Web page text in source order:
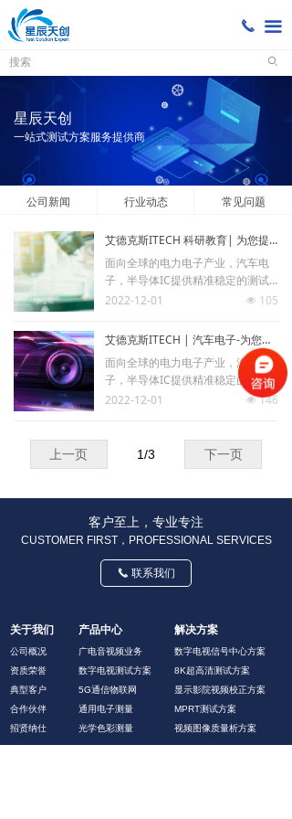
끀
끅
ꄙ
星辰天创
一站式测试方案服务提供商
公司新闻 行业动态 常见问题
艾德克斯ITECH 科研教育| 为您提供更加精准、稳定的测试解决方案
面向全球的电力电子产业，汽车电
子，半导体IC提供精准稳定的测试
仪器产品，包括：交直流可编程电
试系统等
넶 105
2022-12-01
艾德克斯ITECH | 汽车电子-为您提供更加精准、稳定的测试解决方案
面向全球的电力电子产业，汽车电
子，半导体IC提供精准稳定的测试
仪器产品，包括：交直流可编程电
넶 146
2022-12-01
上一页 下一页
1/3
关于我们
公司概况
资质荣誉
典型客户
合作伙伴
招贤纳仕
产品中心
广电音视频业务
数字电视测试方案
5G通信物联网
通用电子测量
光学色彩测量
解决方案
数字电视信号中心方案
8K超高清测试方案
显示影院视频校正方案
MPRT测试方案
视频图像质量析方案
客户至上，专业专注
CUSTOMER FIRST，PROFESSIONAL SERVICES
끅 联系我们